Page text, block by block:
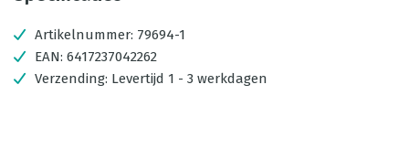
Artikelnummer: 79694-1
EAN: 6417237042262
Verzending: Levertijd 1 - 3 werkdagen